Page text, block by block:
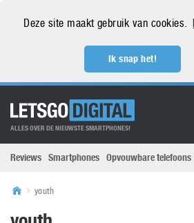
Deze site maakt gebruik van cookies.
Ik snap het!
ALLES OVER DE NIEUWSTE SMARTPHONES!
Reviews Smartphones Opvouwbare telefoons
youth